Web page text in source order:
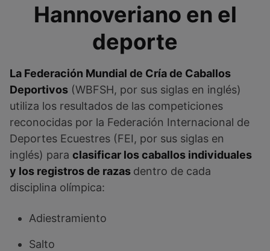
Hannoveriano en el
deporte
La Federación Mundial de Cría de Caballos
Deportivos (WBFSH, por sus siglas en inglés)
utiliza los resultados de las competiciones
reconocidas por la Federación Internacional de
Deportes Ecuestres (FEI, por sus siglas en
inglés) para clasificar los caballos individuales
y los registros de razas dentro de cada
disciplina olímpica:
Adiestramiento
Salto